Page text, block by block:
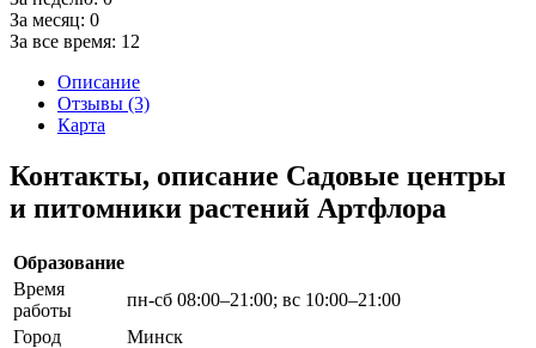
За месяц: 0
За все время: 12
Описание
Отзывы (3)
Карта
Контакты, описание Садовые центры
и питомники растений Артфлора
Образование
Время
работы
пн-сб 08:00–21:00; вс 10:00–21:00
Город
Минск